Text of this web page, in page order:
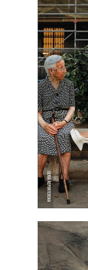
E-
Intymny
Miejsca, w
nowe